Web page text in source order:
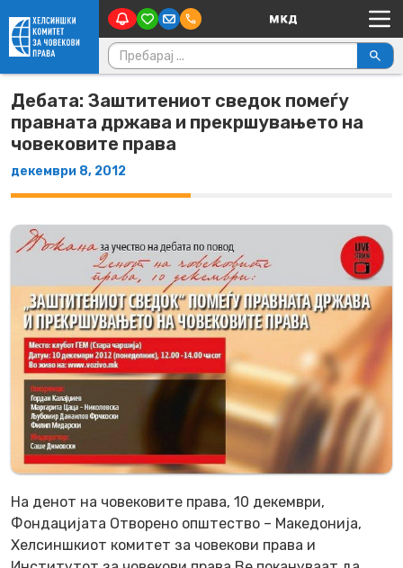
Skip to content Main Navigation
Пребарувај за:
Дебата: Заштитениот сведок помеѓу
правната држава и прекршувањето на
човековите права
декември 8, 2012
На денот на човековите права, 10 декември,
Фондацијата Отворено општество – Македонија,
Хелсиншкиот комитет за човекови права и